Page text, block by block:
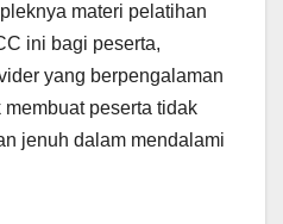
materi pelatihan
ini bagi peserta,
yang berpengalaman
peserta tidak
jenuh dalam mendalami